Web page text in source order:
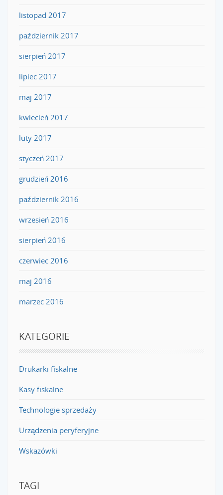
listopad 2017
październik 2017
sierpień 2017
lipiec 2017
maj 2017
kwiecień 2017
luty 2017
styczeń 2017
grudzień 2016
październik 2016
wrzesień 2016
sierpień 2016
czerwiec 2016
maj 2016
marzec 2016
KATEGORIE
Drukarki fiskalne
Kasy fiskalne
Technologie sprzedaży
Urządzenia peryferyjne
Wskazówki
TAGI